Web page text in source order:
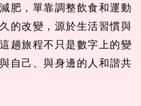
肥，單靠調整飲食和運動
的改變，源於生活習慣與
趟旅程不只是數字上的變
自己、與身邊的人和諧共